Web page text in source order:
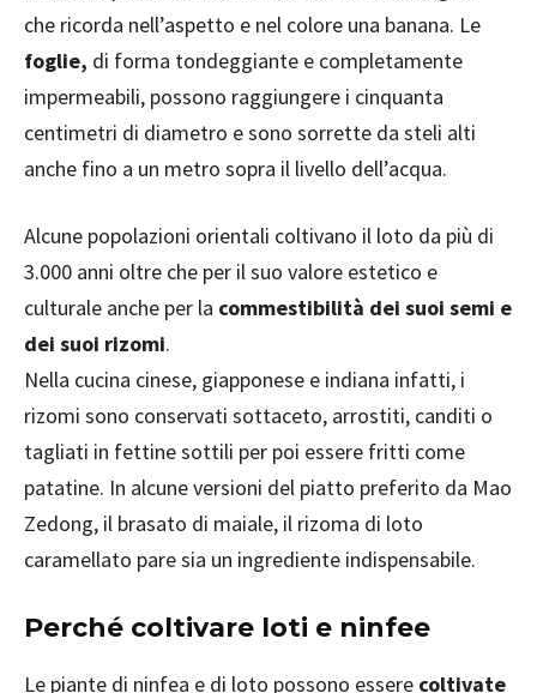
che ricorda nell’aspetto e nel colore una banana. Le
foglie, di forma tondeggiante e completamente
impermeabili, possono raggiungere i cinquanta
centimetri di diametro e sono sorrette da steli alti
anche fino a un metro sopra il livello dell’acqua.
Alcune popolazioni orientali coltivano il loto da più di
3.000 anni oltre che per il suo valore estetico e
culturale anche per la commestibilità dei suoi semi e
dei suoi rizomi.
Nella cucina cinese, giapponese e indiana infatti, i
rizomi sono conservati sottaceto, arrostiti, canditi o
tagliati in fettine sottili per poi essere fritti come
patatine. In alcune versioni del piatto preferito da Mao
Zedong, il brasato di maiale, il rizoma di loto
caramellato pare sia un ingrediente indispensabile.
Perché coltivare loti e ninfee
Le piante di ninfea e di loto possono essere coltivate